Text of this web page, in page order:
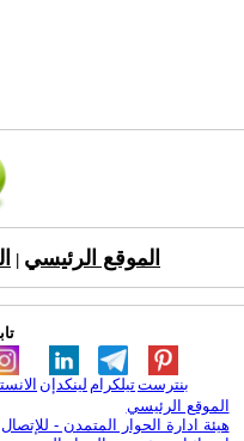
الموقع الرئيسي
لينكدإن تيلكرامبنترست
الموقع الرئيسي
هيئة ادارة الحوار المتمدن - للإتصال